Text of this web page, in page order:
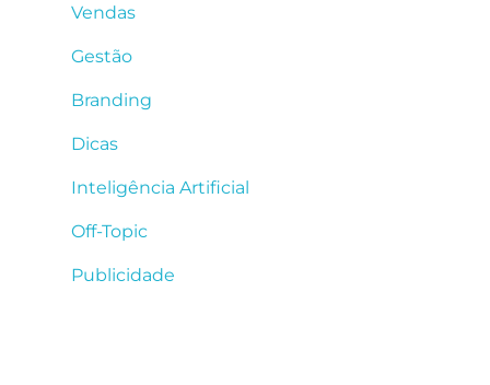
Vendas
Gestão
Branding
Dicas
Inteligência Artificial
Off-Topic
Publicidade